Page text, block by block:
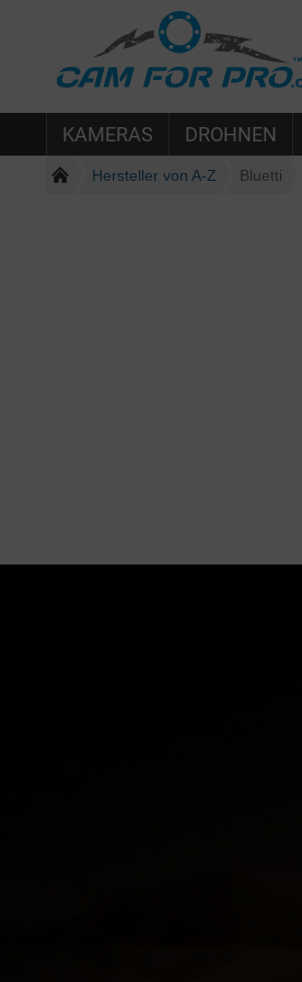
KAMERAS DROHNEN
Hersteller von A-Z Bluetti